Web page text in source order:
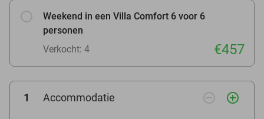
Weekend in een Villa Comfort 6 voor 6
personen
Verkocht: 4
€457
1 Accommodatie remove_circle_outline add_circle_outline